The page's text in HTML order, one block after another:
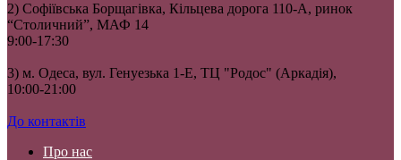
2) Софіївська Борщагівка, Кільцева дорога 110-А, ринок
“Столичний”, МАФ 14
9:00-17:30
3) м. Одеса, вул. Генуезька 1-Е, ТЦ "Родос" (Аркадія),
10:00-21:00
До контактів
Про нас